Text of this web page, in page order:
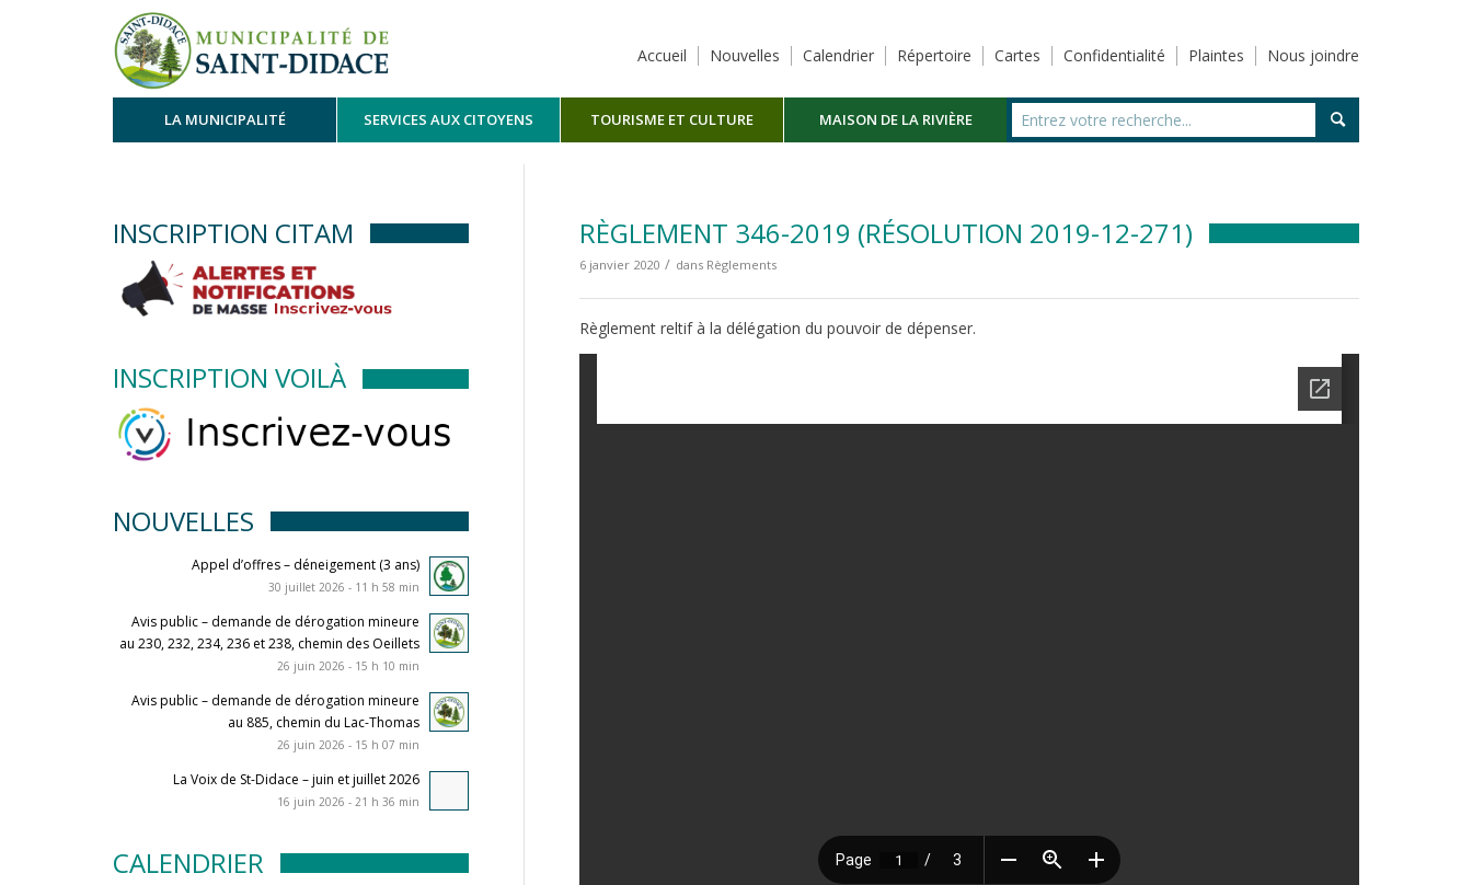
Accueil Nouvelles Calendrier Répertoire Cartes Confidentialité Plaintes Nous joindre
LA MUNICIPALITÉ SERVICES AUX CITOYENS TOURISME ET CULTURE MAISON DE LA RIVIÈRE
RÈGLEMENT 346-2019 (RÉSOLUTION 2019-12-271)
6 janvier 2020 / dans Règlements
Règlement reltif à la délégation du pouvoir de dépenser.
INSCRIPTION CITAM
INSCRIPTION VOILÀ
NOUVELLES
Appel d’offres – déneigement (3 ans)
30 juillet 2026 - 11 h 58 min
Avis public – demande de dérogation mineure
au 230, 232, 234, 236 et 238, chemin des Oeillets
26 juin 2026 - 15 h 10 min
Avis public – demande de dérogation mineure
au 885, chemin du Lac-Thomas
26 juin 2026 - 15 h 07 min
La Voix de St-Didace – juin et juillet 2026
16 juin 2026 - 21 h 36 min
CALENDRIER